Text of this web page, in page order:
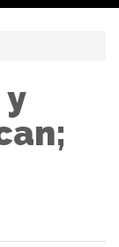
y